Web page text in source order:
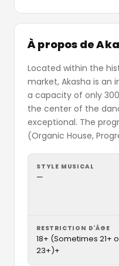
À propos de
Located within the
market, Akasha is an
a capacity of only
the center of the
exceptional. The
(Organic House,
STYLE MUSICAL
—
RESTRICTION D'ÂGE
18+ (Sometimes 21+
23+)+